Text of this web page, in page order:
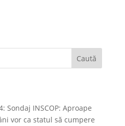
Caută
Sondaj INSCOP: Aproape
vor ca statul să cumpere